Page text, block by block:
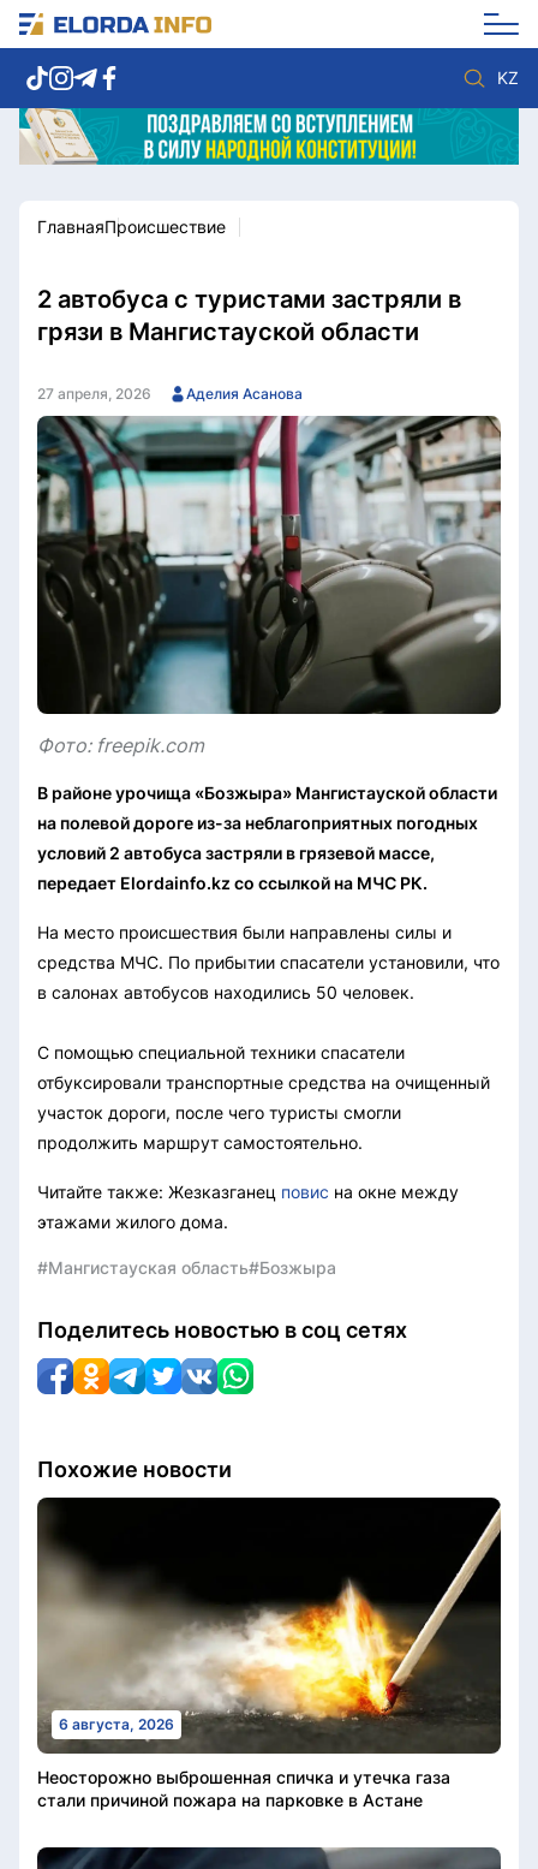
KZ
Новости столицы
Политика
Спорт
Культура
Видео
Мир
Этический кодекс
Служу стране
ГлавнаяПроисшествие
2 автобуса с туристами застряли в
грязи в Мангистауской области
27 апреля, 2026 Аделия Асанова
Фото: freepik.com
В районе урочища «Бозжыра» Мангистауской области
на полевой дороге из-за неблагоприятных погодных
условий 2 автобуса застряли в грязевой массе,
передает Elordainfo.kz со ссылкой на МЧС РК.
На место происшествия были направлены силы и
средства МЧС. По прибытии спасатели установили, что
в салонах автобусов находились 50 человек.
С помощью специальной техники спасатели
отбуксировали транспортные средства на очищенный
участок дороги, после чего туристы смогли
продолжить маршрут самостоятельно.
Читайте также: Жезказганец повис на окне между
этажами жилого дома.
#Мангистауская область#Бозжыра
Поделитесь новостью в соц сетях
Похожие новости
6 августа, 2026
Неосторожно выброшенная спичка и утечка газа
стали причиной пожара на парковке в Астане